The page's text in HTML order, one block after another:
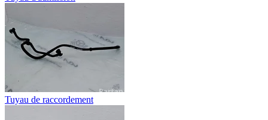
Tuyau de raccordement